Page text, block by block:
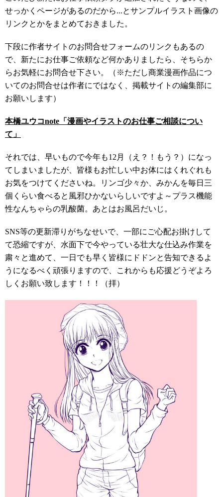
せっかくページがあるのだから...とサンプルイラスト画像の
リンクとかをまとめておきました。
下段に作者サイトのお問合せフォームのリンクもあるの
で、新たにお仕事ご依頼など何かありましたら、そちらか
らお気軽にお問合せ下さい。（※ただし商業漫画作品につ
いてのお問合せは作者にではなく、掲載サイトの編集部に
お願いします）
本橋ユウコnote「漫画やイラストのお仕事ご相談につい
て」
それでは、早いもので今年も12月（え？！もう？）になっ
てしまいましたが、皆様もお忙しい中お体にはくれぐれも
お気をつけてくださいね。リンゴ少々か、みかんを毎日三
個くらい食べると風邪ひかないらしいですよ～プラス機能
性なんちゃらの乳酸菌。あとはお風呂だいじ。
SNS等の更新滞りがちなせいで、一部にご心配お掛けして
て恐縮ですが、水面下で今やっている壮大な仕込み作業を
粛々と進めて、一日でも早く皆様にドドンと告知できるよ
うになるべく頑張りますので、これからも応援どうぞよろ
しくお願い致します！！！（拝）